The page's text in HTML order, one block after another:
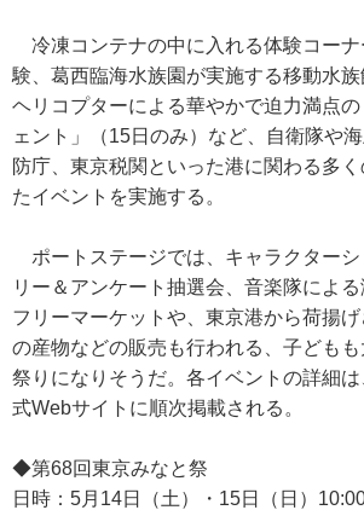
冷凍コンテナの中に入れる体験コー
験、葛西臨海水族園が実施する移動水
ヘリコプターによる華やかで迫力満点
ェント」（15日のみ）など、自衛隊や
防庁、東京税関といった港に関わる多
たイベントを実施する。
ポートステージでは、キャラクターシ
リー＆アンケート抽選会、音楽隊による
フリーマーケットや、東京港から荷揚
の産物などの販売も行われる、子ども
祭りになりそうだ。各イベントの詳細
式Webサイトに順次掲載される。
◆第68回東京みなと祭
日時：5月14日（土）・15日（日）